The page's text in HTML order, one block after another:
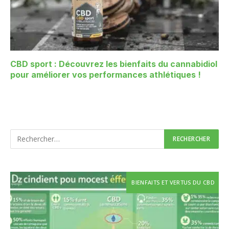
CBD sport : Découvrez les bienfaits du cannabidiol
pour améliorer vos performances athlétiques !
BIENFAITS ET VERTUS DU CBD